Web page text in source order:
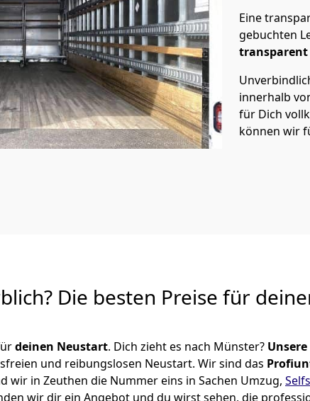
Eine
gebuchten
transparent
innerhalb
für Dich
können wir
Die besten Preise für
deinen Neustart. Dich zieht es nach Münster?
und reibungslosen Neustart. Wir sind das
wir in Zeuthen die Nummer eins in Sachen Umzug,
wir dir ein Angebot und du wirst sehen, die